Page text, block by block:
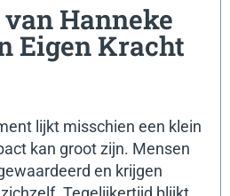
Hanneke
Eigen Kracht
lijkt misschien een klein
kan groot zijn. Mensen
en krijgen